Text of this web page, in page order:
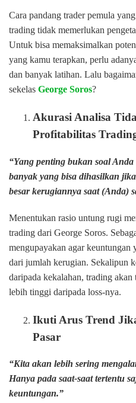
Cara pandang trader pemula
trading tidak memerlukan
Untuk bisa memaksimalkan
yang kamu terapkan, perlu
dan banyak latihan. Lalu
sekelas George Soros?
Akurasi Analisa
Profitabilitas
“Yang penting bukan soal
banyak yang bisa dihasilkan
besar kerugiannya saat (Anda)
Menentukan rasio untung rugi
trading dari George Soros.
mengupayakan agar keuntungan
dari jumlah kerugian. Sekalipun
daripada kekalahan, trading
lebih tinggi daripada loss-nya.
Ikuti Arus Trend
Pasar
“Kita akan lebih sering
Hanya pada saat-saat tertentu
keuntungan.”